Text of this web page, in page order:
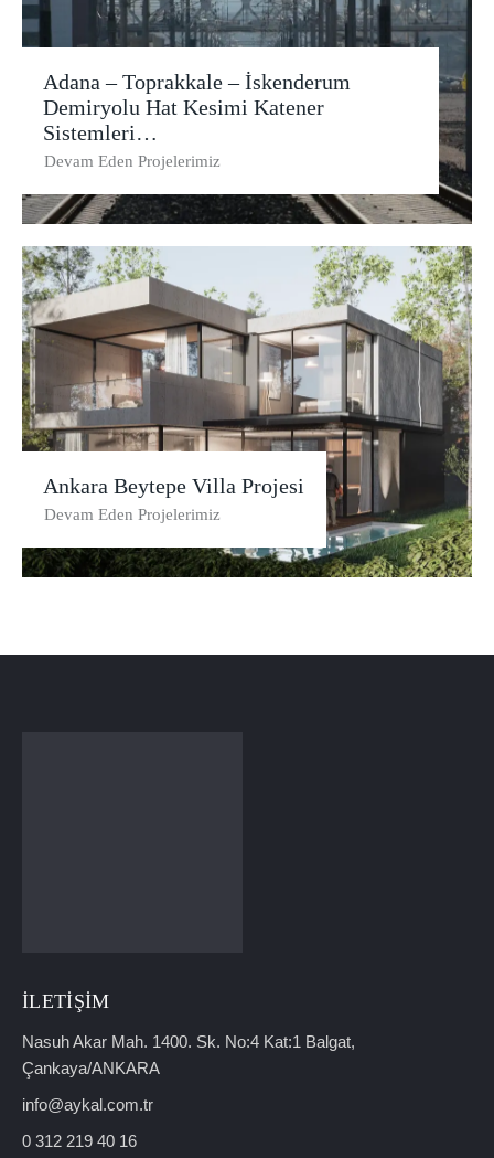
Adana – Toprakkale – İskenderum
Demiryolu Hat Kesimi Katener
Sistemleri…
Devam Eden Projelerimiz
Ankara Beytepe Villa Projesi
Devam Eden Projelerimiz
İLETIŞIM
Nasuh Akar Mah. 1400. Sk. No:4 Kat:1 Balgat,
Çankaya/ANKARA
info@aykal.com.tr
0 312 219 40 16